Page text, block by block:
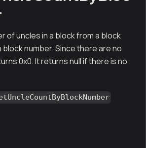
of uncles in a block from a block
number. Since there are no
0x0. It returns null if there is no